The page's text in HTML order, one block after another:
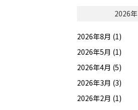
2026年
2026年8月 (1)
2026年5月 (1)
2026年4月 (5)
2026年3月 (3)
2026年2月 (1)